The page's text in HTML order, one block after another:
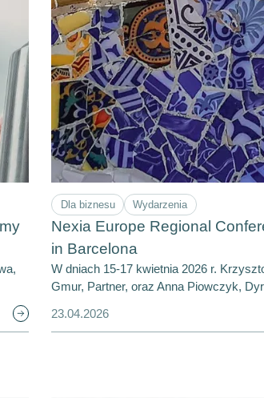
Dla biznesu Wydarzenia
Nexia Europe Regional
in Barcelona
W dniach 15-17 kwietnia 2026 r.
Gmur, Partner, oraz Anna Piowczyk,
23.04.2026